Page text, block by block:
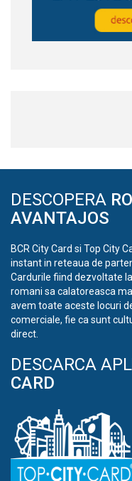
DESCOPERA
AVANTAJOS
BCR City Card si Top City
instant in reteaua de
Cardurile fiind dezvoltate
romani sa calatoreasca
avem toate aceste locuri
comerciale, fie ca sunt
direct.
DESCARCA
CARD